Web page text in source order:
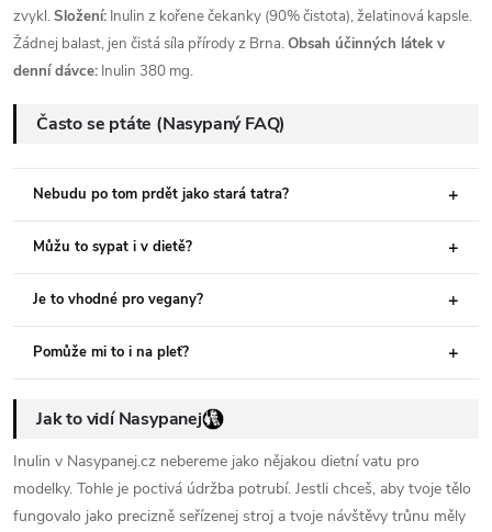
zvykl.Složení: Inulin z kořene čekanky (90% čistota), želatinová kapsle.
Žádnej balast, jen čistá síla přírody z Brna.Obsah účinných látek v
denní dávce: Inulin 380 mg.
Často se ptáte (Nasypaný FAQ)
Nebudu po tom prdět jako stará tatra?
Můžu to sypat i v dietě?
Je to vhodné pro vegany?
Pomůže mi to i na pleť?
Jak to vidí Nasypanej
Inulin v Nasypanej.cz nebereme jako nějakou dietní vatu pro
modelky. Tohle je poctivá údržba potrubí. Jestli chceš, aby tvoje tělo
fungovalo jako precizně seřízenej stroj a tvoje návštěvy trůnu měly